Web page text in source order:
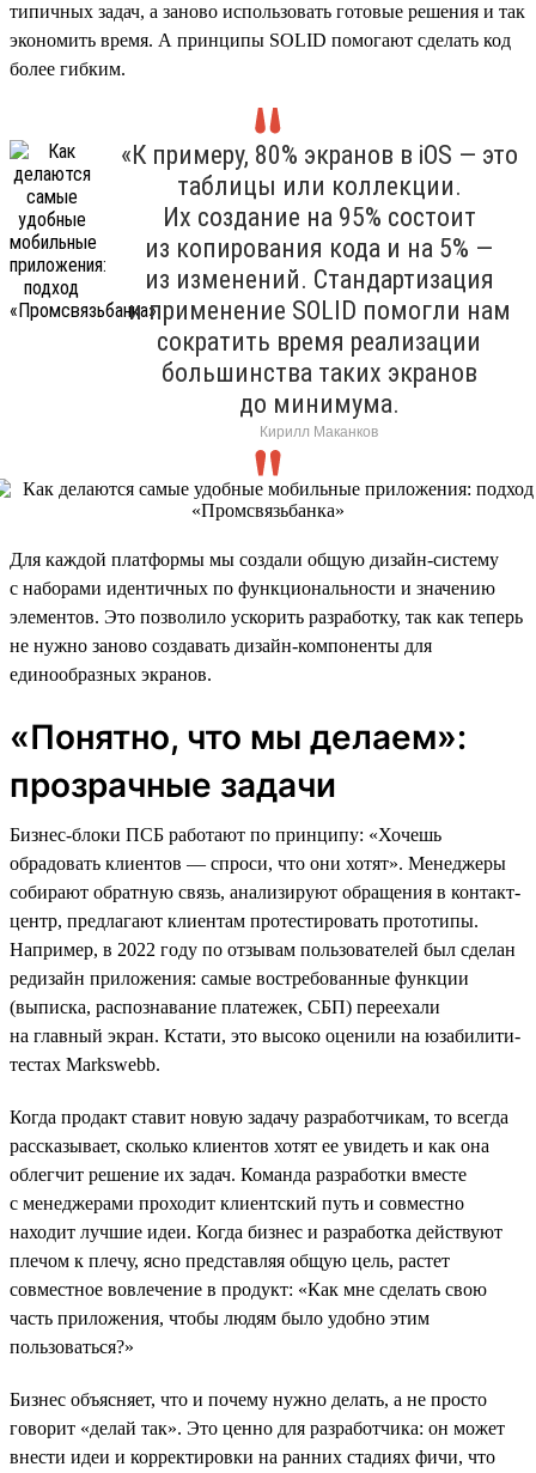
типичных задач, а заново использовать готовые решения и так
экономить время. А принципы SOLID помогают сделать код
более гибким.
«К примеру, 80% экранов в iOS — это
таблицы или коллекции.
Их создание на 95% состоит
из копирования кода и на 5% —
из изменений. Стандартизация
и применение SOLID помогли нам
сократить время реализации
большинства таких экранов
до минимума.
Кирилл Маканков
Для каждой платформы мы создали общую дизайн-систему
с наборами идентичных по функциональности и значению
элементов. Это позволило ускорить разработку, так как теперь
не нужно заново создавать дизайн-компоненты для
единообразных экранов.
«Понятно, что мы делаем»:
прозрачные задачи
Бизнес-блоки ПСБ работают по принципу: «Хочешь
обрадовать клиентов — спроси, что они хотят». Менеджеры
собирают обратную связь, анализируют обращения в контакт-
центр, предлагают клиентам протестировать прототипы.
Например, в 2022 году по отзывам пользователей был сделан
редизайн приложения: самые востребованные функции
(выписка, распознавание платежек, СБП) переехали
на главный экран. Кстати, это высоко оценили на юзабилити-
тестах Markswebb.
Когда продакт ставит новую задачу разработчикам, то всегда
рассказывает, сколько клиентов хотят ее увидеть и как она
облегчит решение их задач. Команда разработки вместе
с менеджерами проходит клиентский путь и совместно
находит лучшие идеи. Когда бизнес и разработка действуют
плечом к плечу, ясно представляя общую цель, растет
совместное вовлечение в продукт: «Как мне сделать свою
часть приложения, чтобы людям было удобно этим
пользоваться?»
Бизнес объясняет, что и почему нужно делать, а не просто
говорит «делай так». Это ценно для разработчика: он может
внести идеи и корректировки на ранних стадиях фичи, что